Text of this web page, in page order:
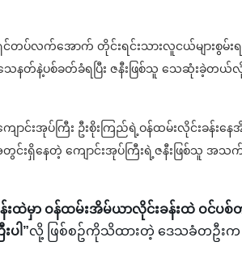
င်တပ်လက်အောက် တိုင်းရင်းသားလူငယ်များစွမ်းရ
သေနတ်နဲ့ပစ်ခတ်ခံရပြီး ဇနီးဖြစ်သူ သေဆုံးခဲ့
ျောင်းအုပ်ကြီး ဦးစိုးကြည်ရဲ့ဝန်ထမ်းလိုင်းခန်
နေတဲ့ ကျောင်းအုပ်ကြီးရဲ့ဇနီးဖြစ်သူ အသက် ၄
ထဲမှာ ဝန်ထမ်းအိမ်ယာလိုင်းခန်းထဲ ဝင်ပစ်
ပါ”လို့ ဖြစ်စဥ်ကိုသိထားတဲ့ ဒေသခံတဦး